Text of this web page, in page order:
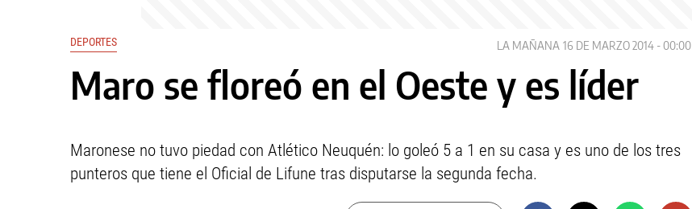
DEPORTES LA MAÑANA 16 DE MARZO 2014 - 00:00
Maro se floreó en el Oeste y es líder
Maronese no tuvo piedad con Atlético Neuquén: lo goleó 5 a 1 en su casa y es uno de los tres
punteros que tiene el Oficial de Lifune tras disputarse la segunda fecha.